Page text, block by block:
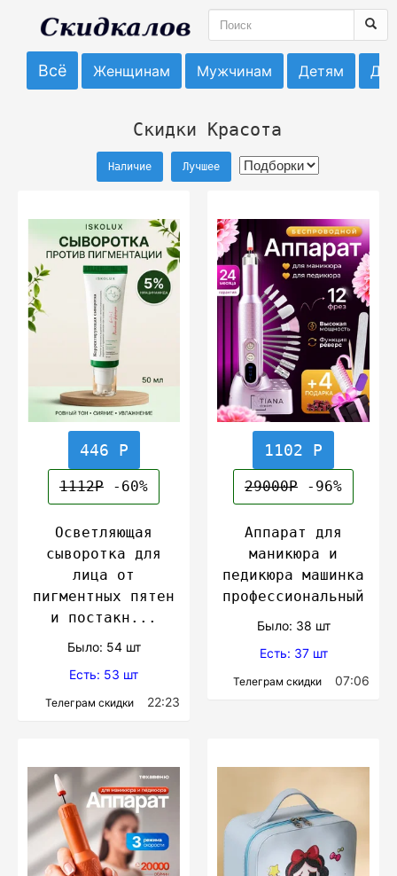
Всё Женщинам Мужчинам Детям
Скидки Красота
Наличие Лучшее
446 Р
1112Р -60%
Осветляющая
сыворотка для
лица от
пигментных пятен
и постакн...
Было: 54 шт
Есть: 53 шт
Телеграм скидки 22:23
1102 Р
29000Р -96%
Аппарат для
маникюра и
педикюра машинка
профессиональный
Было: 38 шт
Есть: 37 шт
Телеграм скидки 07:06